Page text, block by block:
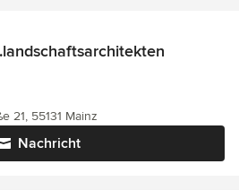
Nachricht
21, 55131 Mainz